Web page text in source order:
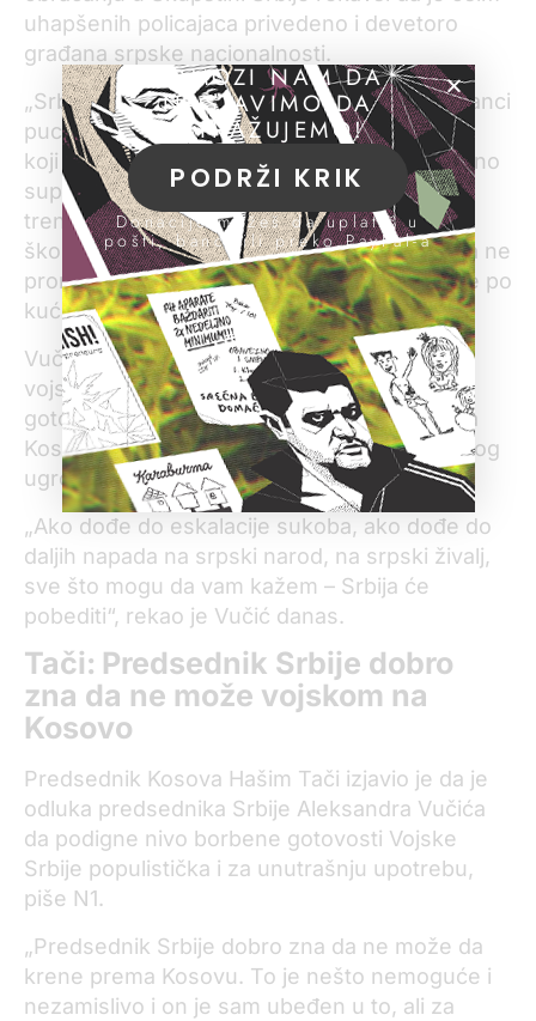
uhapšenih policajaca privedeno i devetoro
građana srpske nacionalnosti.
„Srbi nisu raspolagali nikakvim oružjem, Albanci
pucaju bojevom municijom preko glava Srba
koji su protestovali i pokušavali da se verbalno
suprotstave nasilnom ponašanju. U ovom
trenutku premlaćivanje Srba kod tehničke
škole u zubinom Potoku, upadi u kuće. Kada ne
pronađu onoga koga su hteli da uhapse, sve po
kući lome“, ispričao je ranije danas.
Vučić je rekao da je kao vrhovni komandant
vojske naredio „punu borbenu i bojevu
gotovost“ i da će vojska štiti stanovništvo na
Kosovu ukoliko dođe do „bilo kakvog ozbiljnog
ugrožavanja života našeg naroda“.
„Ako dođe do eskalacije sukoba, ako dođe do
daljih napada na srpski narod, na srpski živalj,
sve što mogu da vam kažem – Srbija će
pobediti“, rekao je Vučić danas.
Tači: Predsednik Srbije dobro
zna da ne može vojskom na
Kosovo
Predsednik Kosova Hašim Tači izjavio je da je
odluka predsednika Srbije Aleksandra Vučića
da podigne nivo borbene gotovosti Vojske
Srbije populistička i za unutrašnju upotrebu,
piše N1.
„Predsednik Srbije dobro zna da ne može da
krene prema Kosovu. To je nešto nemoguće i
nezamislivo i on je sam ubeđen u to, ali za
POMOZI NAM DA
NASTAVIMO DA
ISTRAŽUJEMO!
PODRŽI KRIK
Donacije možeš da uplatiš u
pošti, banci ili preko PayPal-a